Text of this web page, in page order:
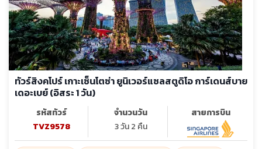
ทัวร์สิงคโปร์ เกาะเซ็นโตซ่า ยูนิเวอร์แซลสตูดิโอ การ์เดนส์บาย
เดอะเบย์ (อิสระ 1 วัน)
รหัสทัวร์
TVZ9578
จำนวนวัน
3 วัน 2 คืน
สายการบิน